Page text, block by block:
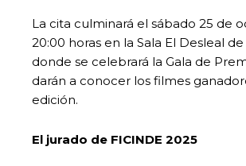
La cita culminará el sábado 25 de
20:00 horas en la Sala El Desleal
donde se celebrará la Gala de
darán a conocer los filmes
edición.
El jurado de FICINDE 2025